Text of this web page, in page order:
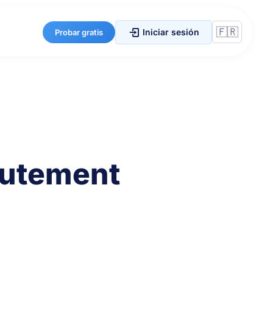
Probar gratis Iniciar sesión